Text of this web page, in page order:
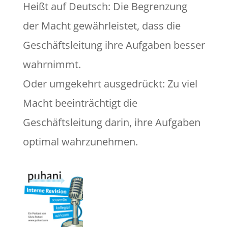
Heißt auf Deutsch: Die Begrenzung
der Macht gewährleistet, dass die
Geschäftsleitung ihre Aufgaben besser
wahrnimmt.
Oder umgekehrt ausgedrückt: Zu viel
Macht beeinträchtigt die
Geschäftsleitung darin, ihre Aufgaben
optimal wahrzunehmen.